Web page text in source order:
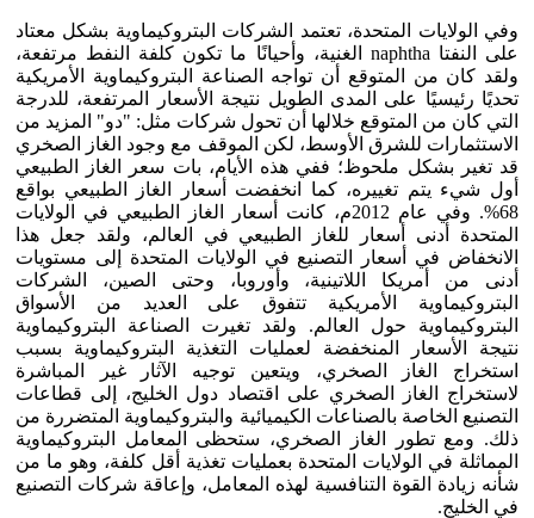
وفي الولايات المتحدة، تعتمد الشركات البتروكيماوية بشكل معتاد
على النفتا naphtha الغنية، وأحيانًا ما تكون كلفة النفط مرتفعة،
ولقد كان من المتوقع أن تواجه الصناعة البتروكيماوية الأمريكية
تحديًا رئيسيًا على المدى الطويل نتيجة الأسعار المرتفعة، للدرجة
التي كان من المتوقع خلالها أن تحول شركات مثل: "دو" المزيد من
الاستثمارات للشرق الأوسط، لكن الموقف مع وجود الغاز الصخري
قد تغير بشكل ملحوظ؛ ففي هذه الأيام، بات سعر الغاز الطبيعي
أول شيء يتم تغييره، كما انخفضت أسعار الغاز الطبيعي بواقع
68%. وفي عام 2012م، كانت أسعار الغاز الطبيعي في الولايات
المتحدة أدنى أسعار للغاز الطبيعي في العالم، ولقد جعل هذا
الانخفاض في أسعار التصنيع في الولايات المتحدة إلى مستويات
أدنى من أمريكا اللاتينية، وأوروبا، وحتى الصين، الشركات
البتروكيماوية الأمريكية تتفوق على العديد من الأسواق
البتروكيماوية حول العالم. ولقد تغيرت الصناعة البتروكيماوية
نتيجة الأسعار المنخفضة لعمليات التغذية البتروكيماوية بسبب
استخراج الغاز الصخري، ويتعين توجيه الآثار غير المباشرة
لاستخراج الغاز الصخري على اقتصاد دول الخليج، إلى قطاعات
التصنيع الخاصة بالصناعات الكيميائية والبتروكيماوية المتضررة من
ذلك. ومع تطور الغاز الصخري، ستحظى المعامل البتروكيماوية
المماثلة في الولايات المتحدة بعمليات تغذية أقل كلفة، وهو ما من
شأنه زيادة القوة التنافسية لهذه المعامل، وإعاقة شركات التصنيع
في الخليج.